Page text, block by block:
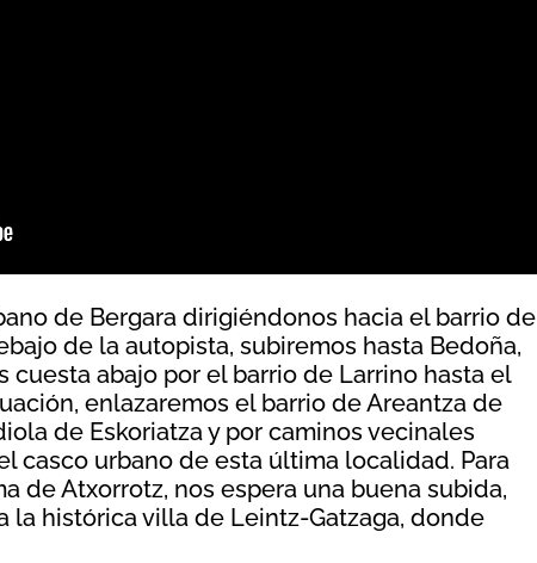
de Bergara dirigiéndonos hacia el barrio de
de la autopista, subiremos hasta Bedoña,
abajo por el barrio de Larrino hasta el
enlazaremos el barrio de Areantza de
de Eskoriatza y por caminos vecinales
casco urbano de esta última localidad. Para
de Atxorrotz, nos espera una buena subida,
la histórica villa de Leintz-Gatzaga, donde